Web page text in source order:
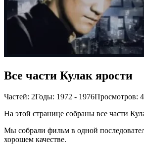
Все части Кулак ярости
Частей: 2Годы: 1972 - 1976Просмотров:
На этой странице собраны все части
Мы собрали фильм в одной
хорошем качестве.